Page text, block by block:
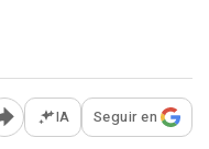
Abrir opciones para
IA Seguir en